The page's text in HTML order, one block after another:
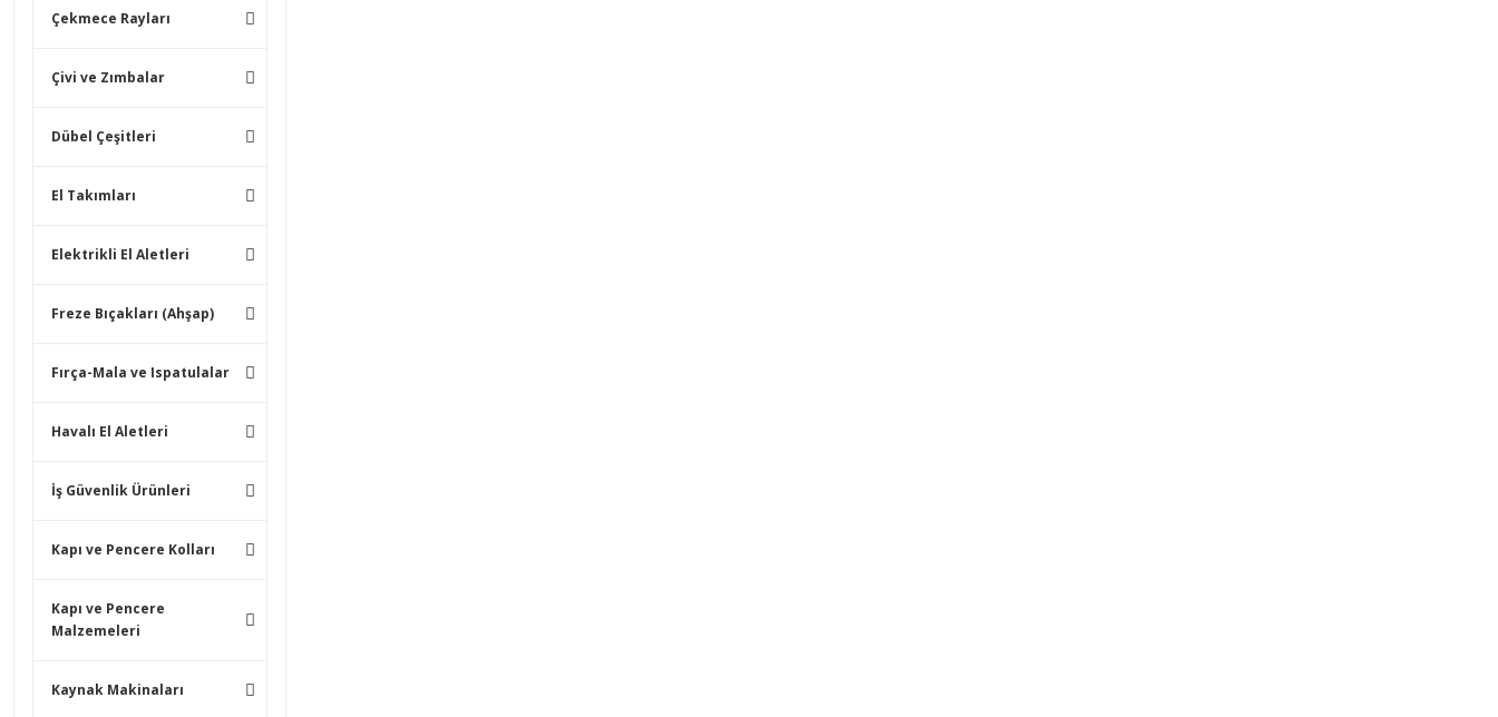
Çekmece Rayları
Çivi ve Zımbalar
Dübel Çeşitleri
El Takımları
Elektrikli El Aletleri
Freze Bıçakları (Ahşap)
Fırça-Mala ve Ispatulalar
Havalı El Aletleri
İş Güvenlik Ürünleri
Kapı ve Pencere Kolları
Kapı ve Pencere
Malzemeleri
Kaynak Makinaları